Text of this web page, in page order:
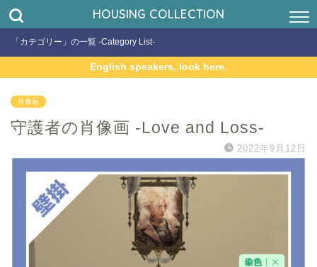
HOUSING COLLECTION
「カテゴリー」の一覧 -Category List-
English speakers, look here.
肖像画
守護者の肖像画 -Love and Loss-
2022年9月12日